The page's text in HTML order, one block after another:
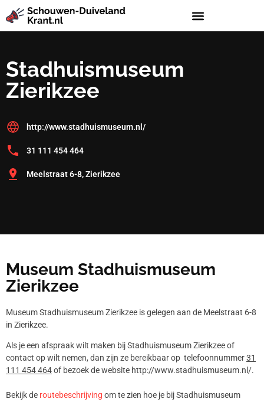
Stadhuismuseum
Zierikzee
http://www.stadhuismuseum.nl/
31 111 454 464
Meelstraat 6-8, Zierikzee
Museum Stadhuismuseum
Zierikzee
Museum Stadhuismuseum Zierikzee is gelegen aan de Meelstraat 6-8
in Zierikzee.
Als je een afspraak wilt maken bij Stadhuismuseum Zierikzee of
contact op wilt nemen, dan zijn ze bereikbaar op telefoonnummer31
111 454 464of bezoek de website http://www.stadhuismuseum.nl/.
Bekijk de routebeschrijving om te zien hoe je bij Stadhuismuseum